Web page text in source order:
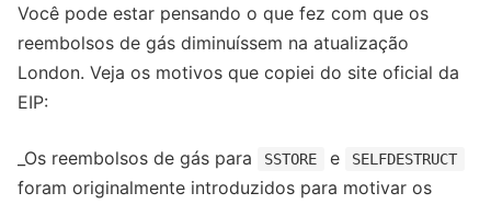
Você pode estar pensando o que fez com que os
reembolsos de gás diminuíssem na atualização
London. Veja os motivos que copiei do site oficial da
EIP:
_Os reembolsos de gás para SSTORE e SELFDESTRUCT
foram originalmente introduzidos para motivar os